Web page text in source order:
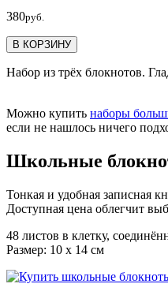
380руб.
В КОРЗИНУ
Набор из трёх блокнотов.
Можно купить наборы
если не нашлось ничего
Школьные
Тонкая и удобная записная
Доступная цена облегчит
48 листов в клетку,
Размер: 10 x 14 см